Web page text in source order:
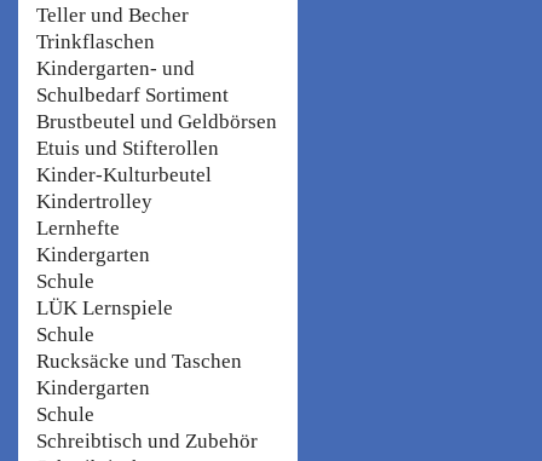
Teller und Becher
Trinkflaschen
Kindergarten- und
Schulbedarf Sortiment
Brustbeutel und Geldbörsen
Etuis und Stifterollen
Kinder-Kulturbeutel
Kindertrolley
Lernhefte
Kindergarten
Schule
LÜK Lernspiele
Schule
Rucksäcke und Taschen
Kindergarten
Schule
Schreibtisch und Zubehör